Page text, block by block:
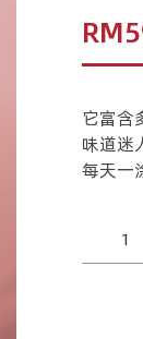
RM
它富含
味道迷
每天一